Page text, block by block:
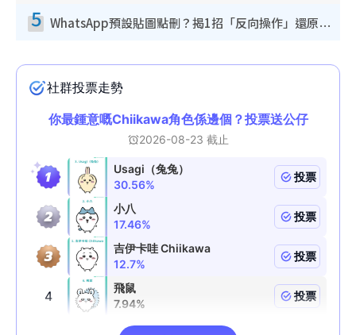
5 WhatsApp預設貼圖點刪？揭1招「反向操作」還原簡潔介面 附3步實測教學